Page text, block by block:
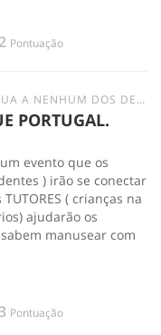
Pontuação
ANTERIORES? SUBMETE-A AQUI.
PORTUGAL.
um evento que os
) irão se conectar
( crianças na
ajudarão os
manusear com
Pontuação